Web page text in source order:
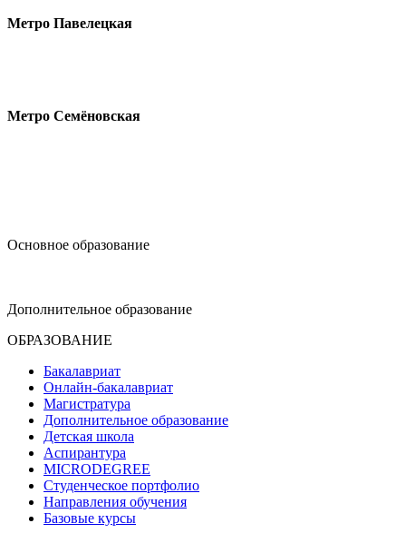
Метро Павелецкая
Метро Семёновская
Основное образование
Дополнительное образование
ОБРАЗОВАНИЕ
Бакалавриат
Онлайн-бакалавриат
Магистратура
Дополнительное образование
Детская школа
Аспирантура
MICRODEGREE
Студенческое портфолио
Направления обучения
Базовые курсы